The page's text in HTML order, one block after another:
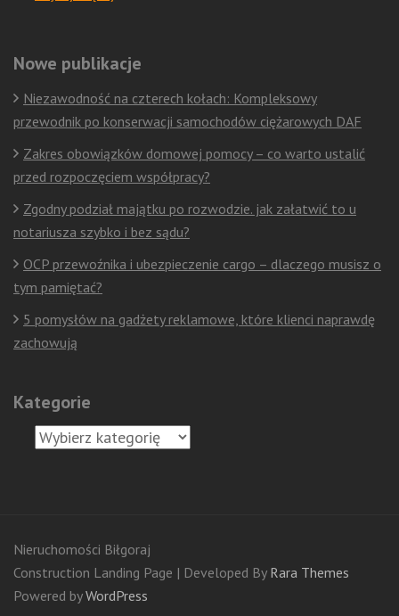
Nowe publikacje
Niezawodność na czterech kołach: Kompleksowy
przewodnik po konserwacji samochodów ciężarowych DAF
Zakres obowiązków domowej pomocy – co warto ustalić
przed rozpoczęciem współpracy?
Zgodny podział majątku po rozwodzie. jak załatwić to u
notariusza szybko i bez sądu?
OCP przewoźnika i ubezpieczenie cargo – dlaczego musisz o
tym pamiętać?
5 pomysłów na gadżety reklamowe, które klienci naprawdę
zachowują
Kategorie
Kategorie
Nieruchomości Biłgoraj
Construction Landing Page | Developed By Rara Themes
Powered byWordPress